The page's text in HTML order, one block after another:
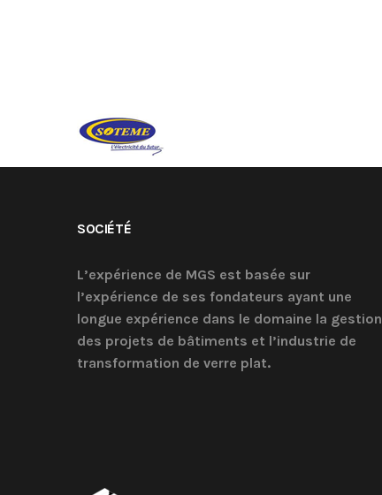
SOCIÉTÉ
L’expérience de MGS est basée sur
l’expérience de ses fondateurs ayant une
longue expérience dans le domaine la gestion
des projets de bâtiments et l’industrie de
transformation de verre plat.